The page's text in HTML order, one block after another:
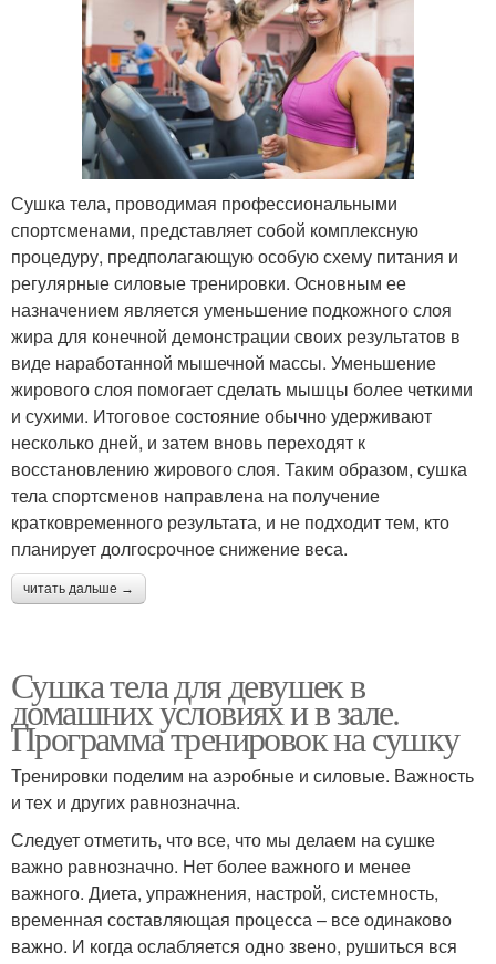
Сушка тела, проводимая профессиональными
спортсменами, представляет собой комплексную
процедуру, предполагающую особую схему питания и
регулярные силовые тренировки. Основным ее
назначением является уменьшение подкожного слоя
жира для конечной демонстрации своих результатов в
виде наработанной мышечной массы. Уменьшение
жирового слоя помогает сделать мышцы более четкими
и сухими. Итоговое состояние обычно удерживают
несколько дней, и затем вновь переходят к
восстановлению жирового слоя. Таким образом, сушка
тела спортсменов направлена на получение
кратковременного результата, и не подходит тем, кто
планирует долгосрочное снижение веса.
читать дальше →
Сушка тела для девушек в
домашних условиях и в зале.
Программа тренировок на сушку
Тренировки поделим на аэробные и силовые. Важность
и тех и других равнозначна.
Следует отметить, что все, что мы делаем на сушке
важно равнозначно. Нет более важного и менее
важного. Диета, упражнения, настрой, системность,
временная составляющая процесса – все одинаково
важно. И когда ослабляется одно звено, рушиться вся